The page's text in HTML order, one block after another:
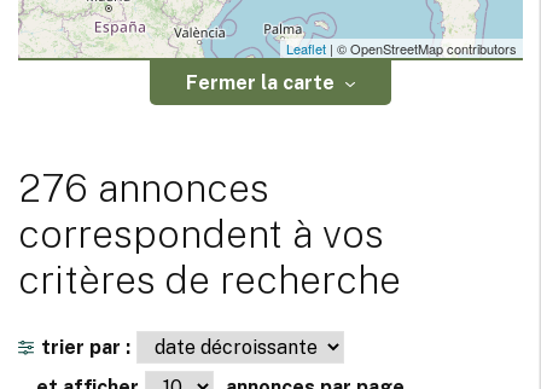
Leaflet | © OpenStreetMap contributors
Fermer la carte
276 annonces
correspondent à vos
critères de recherche
trier par :